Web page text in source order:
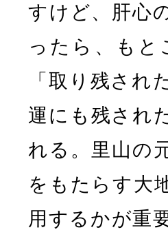
すけど、肝心
ったら、もと
「取り残され
運にも残され
れる。里山の
をもたらす大
用するかが重